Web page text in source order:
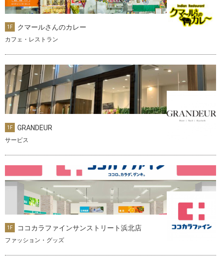
1F クマールさんのカレー
カフェ・レストラン
1F GRANDEUR
サービス
1F ココカラファインサンストリート浜北店
ファッション・グッズ